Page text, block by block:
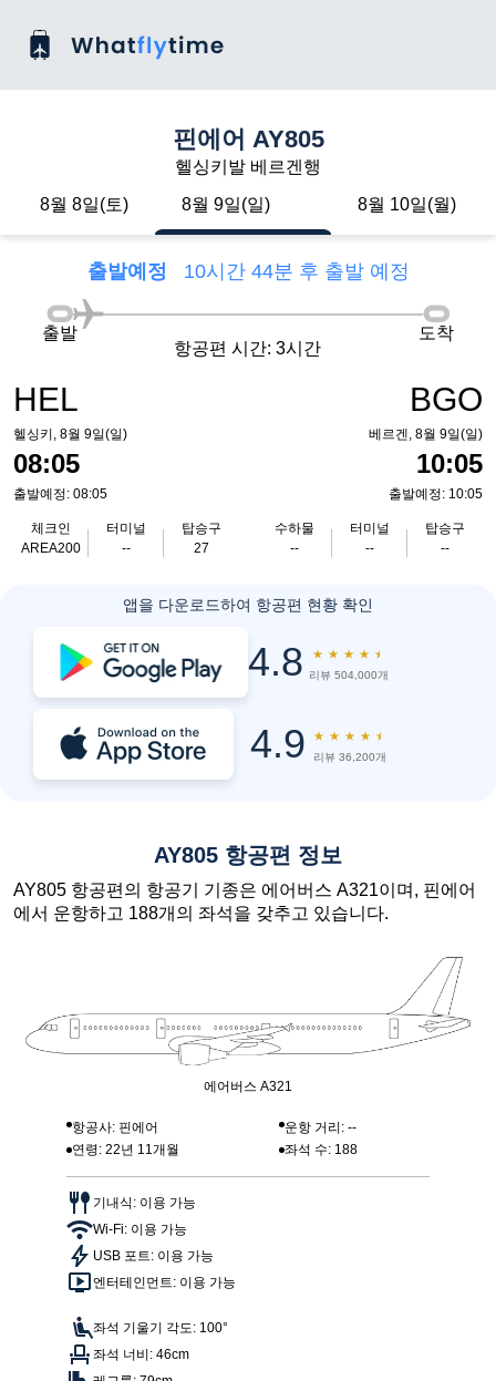
핀에어 AY805
헬싱키발 베르겐행
8월 8일(토)
8월 9일(일) 8월 10일(월)
출발예정 10시간 44분 후 출발 예정
HEL
헬싱키, 8월 9일(일)
08:05
출발예정: 08:05
체크인
AREA200
터미널
--
탑승구
27
출발
항공편 시간: 3시간
도착
BGO
베르겐, 8월 9일(일)
10:05
출발예정: 10:05
수하물
--
터미널
--
탑승구
--
앱을 다운로드하여 항공편 현황 확인
4.8 ★ ★ ★ ★ ★
리뷰 504,000개
4.9 ★ ★ ★ ★ ★
리뷰 36,200개
AY805 항공편 정보
AY805 항공편의 항공기 기종은 에어버스 A321이며, 핀에어
에서 운항하고 188개의 좌석을 갖추고 있습니다.
에어버스 A321
항공사: 핀에어
운항 거리: --
연령: 22년 11개월
좌석 수: 188
기내식: 이용 가능
Wi-Fi: 이용 가능
USB 포트: 이용 가능
엔터테인먼트: 이용 가능
좌석 기울기 각도: 100°
좌석 너비: 46cm